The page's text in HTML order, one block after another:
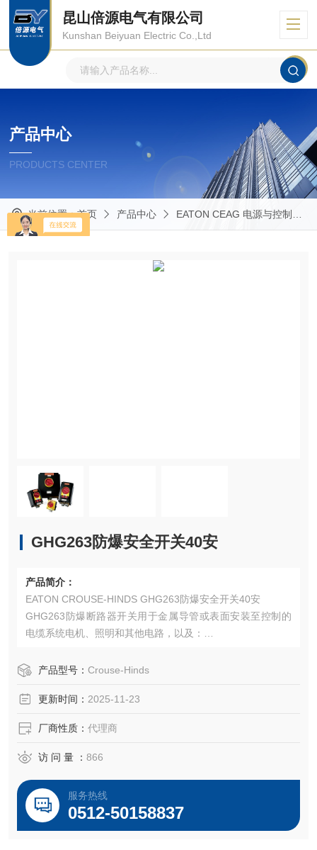
昆山倍源电气有限公司
Kunshan Beiyuan Electric Co.,Ltd
产品中心
PRODUCTS CENTER
当前位置：首页 产品中心 EATON CEAG 电源与控制
GHG263防爆安全开关40安
产品简介：
EATON CROUSE-HINDS GHG263防爆安全开关40安
GHG263防爆断路器开关用于金属导管或表面安装至控制的
电缆系统电机、照明和其他电路，以及：
•用于防止内部电弧封闭式开关不会引起点火特定危险环境
•专为工业区设计，例如作为化工厂、石油和天然气精炼厂，
要外壳
产品型号： Crouse-Hinds
更新时间： 2025-11-23
厂商性质： 代理商
访 问 量 ： 866
服务热线
0512-50158837